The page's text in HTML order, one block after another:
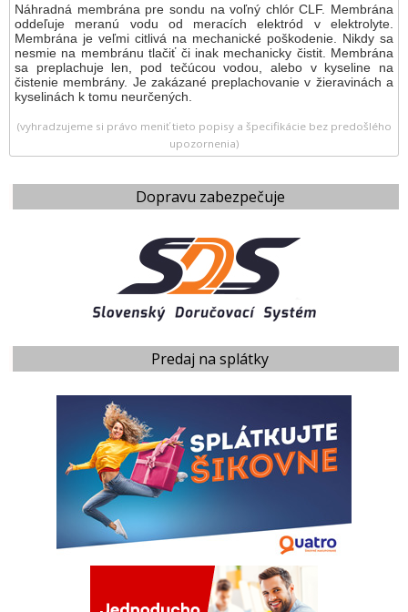
Dopravu zabezpečuje
Predaj na splátky
Náhradná membrána pre sondu na voľný chlór CLF. Membrána
oddeľuje meranú vodu od meracích elektród v elektrolyte.
Membrána je veľmi citlivá na mechanické poškodenie. Nikdy sa
nesmie na membránu tlačiť či inak mechanicky čistit. Membrána
sa preplachuje len, pod tečúcou vodou, alebo v kyseline na
čistenie membrány. Je zakázané preplachovanie v žieravinách a
kyselinách k tomu neurčených.
(vyhradzujeme si právo meniť tieto popisy a špecifikácie bez predošlého
upozornenia)